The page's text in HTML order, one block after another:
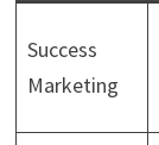
Success
Marketing